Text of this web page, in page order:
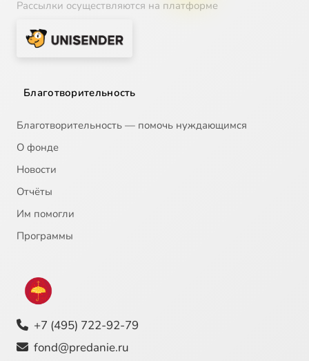
Рассылки осуществляются на платформе
Благотворительность
Благотворительность — помочь нуждающимся
О фонде
Новости
Отчёты
Им помогли
Программы
+7 (495) 722-92-79
fond@predanie.ru